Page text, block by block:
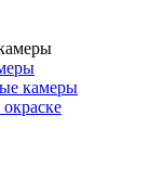
камеры